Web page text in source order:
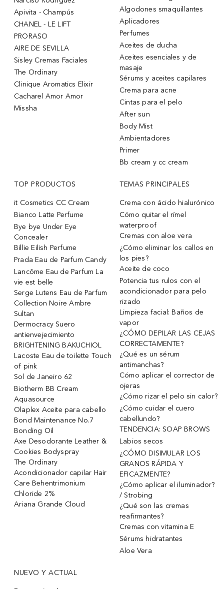
Apivita - Champús
CHANEL - LE LIFT
PRORASO
AIRE DE SEVILLA
Sisley Cremas Faciales
The Ordinary
Clinique Aromatics Elixir
Cacharel Amor Amor
Missha
Algodones smaquillantes
Aplicadores
Perfumes
Aceites de ducha
Aceites esenciales y de
masaje
Sérums y aceites capilares
Crema para acne
Cintas para el pelo
After sun
Body Mist
Ambientadores
Primer
Bb cream y cc cream
TOP PRODUCTOS
it Cosmetics CC Cream
Bianco Latte Perfume
Bye bye Under Eye
Concealer
Billie Eilish Perfume
Prada Eau de Parfum Candy
Lancôme Eau de Parfum La
vie est belle
Serge Lutens Eau de Parfum
Collection Noire Ambre
Sultan
Dermocracy Suero
antienvejecimiento
BRIGHTENING BAKUCHIOL
Lacoste Eau de toilette Touch
of pink
Sol de Janeiro 62
Biotherm BB Cream
Aquasource
Olaplex Aceite para cabello
Bond Maintenance No.7
Bonding Oil
Axe Desodorante Leather &
Cookies Bodyspray
The Ordinary
Acondicionador capilar Hair
Care Behentrimonium
Chloride 2%
Ariana Grande Cloud
TEMAS PRINCIPALES
Crema con ácido hialurónico
Cómo quitar el rímel
waterproof
Cremas con aloe vera
¿Cómo eliminar los callos en
los pies?
Aceite de coco
Potencia tus rulos con el
acondicionador para pelo
rizado
Limpieza facial: Baños de
vapor
¿CÓMO DEPILAR LAS CEJAS
CORRECTAMENTE?
¿Qué es un sérum
antimanchas?
Cómo aplicar el corrector de
ojeras
¿Cómo rizar el pelo sin calor?
¿Cómo cuidar el cuero
cabellundo?
TENDENCIA: SOAP BROWS
Labios secos
¿CÓMO DISIMULAR LOS
GRANOS RÁPIDA Y
EFICAZMENTE?
¿Cómo aplicar el iluminador?
/ Strobing
¿Qué son las cremas
reafirmantes?
Cremas con vitamina E
Sérums hidratantes
Aloe Vera
NUEVO Y ACTUAL